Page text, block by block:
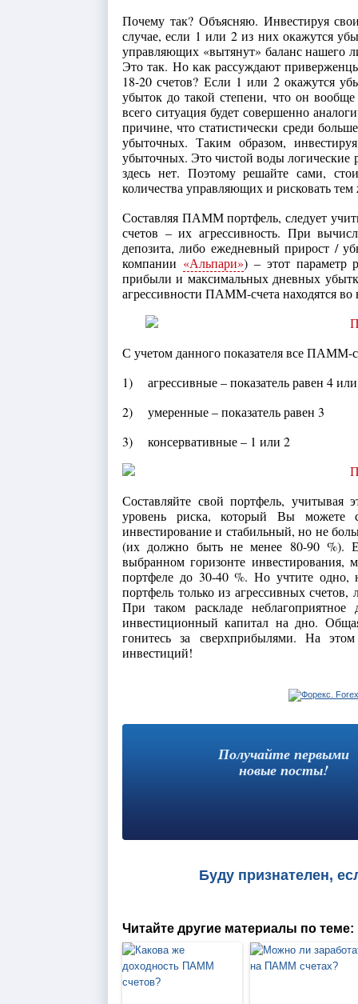
Почему так? Объясняю. Инвестируя
случае, если 1 или 2 из них окажутся
управляющих «вытянут» баланс нашего
Это так. Но как рассуждают
18-20 счетов? Если 1 или 2 окажутся
убыток до такой степени, что он
всего ситуация будет совершенно
причине, что статистически среди
убыточных. Таким образом,
убыточных. Это чистой воды логические
здесь нет. Поэтому решайте сами,
количества управляющих и рисковать
Составляя ПАММ портфель, следует
счетов – их агрессивность. При
депозита, либо ежедневный прирост /
компании «Альпари») – этот параметр
прибыли и максимальных дневных
агрессивности ПАММ-счета находятся
С учетом данного показателя все ПАММ-
1) агрессивные – показатель равен 4
2) умеренные – показатель равен 3
3) консервативные – 1 или 2
Составляйте свой портфель,
уровень риска, который Вы можете
инвестирование и стабильный, но не
(их должно быть не менее 80-90 %).
выбранном горизонте
портфеле до 30-40 %. Но учтите одно,
портфель только из агрессивных
При таком раскладе
инвестиционный капитал на дно.
гонитесь за сверхприбылями. На
инвестиций!
Получайте первыми
новые посты!
Буду признателен,
Читайте другие материалы по теме: